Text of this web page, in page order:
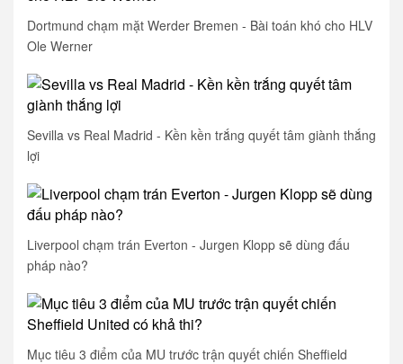
Dortmund chạm mặt Werder Bremen - Bài toán khó cho HLV
Ole Werner
Sevilla vs Real Madrid - Kền kền trắng quyết tâm giành thắng
lợi
Liverpool chạm trán Everton - Jurgen Klopp sẽ dùng đấu
pháp nào?
Mục tiêu 3 điểm của MU trước trận quyết chiến Sheffield